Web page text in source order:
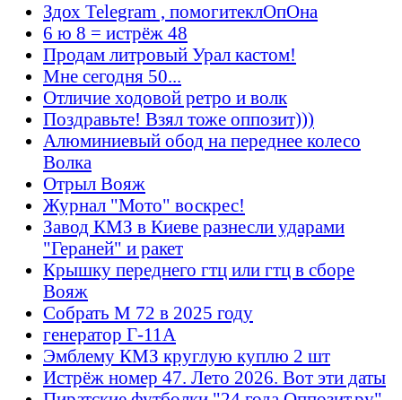
Здох Telegram , помогитеклОпОна
6 ю 8 = истрёж 48
Продам литровый Урал кастом!
Мне сегодня 50...
Отличие ходовой ретро и волк
Поздравьте! Взял тоже оппозит)))
Алюминиевый обод на переднее колесо
Волка
Отрыл Вояж
Журнал "Мото" воскрес!
Завод КМЗ в Киеве разнесли ударами
"Гераней" и ракет
Крышку переднего гтц или гтц в сборе
Вояж
Собрать М 72 в 2025 году
генератор Г-11А
Эмблему КМЗ круглую куплю 2 шт
Истрёж номер 47. Лето 2026. Вот эти даты